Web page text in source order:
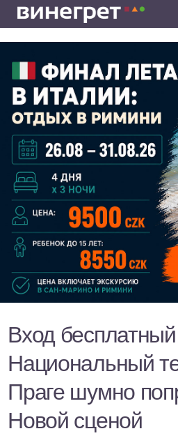
Вход
Национальный
Праге шумно
Новой сценой